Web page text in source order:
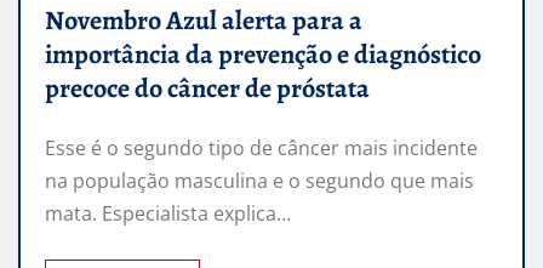
Novembro Azul alerta para a
importância da prevenção e diagnóstico
precoce do câncer de próstata
Esse é o segundo tipo de câncer mais incidente
na população masculina e o segundo que mais
mata. Especialista explica…